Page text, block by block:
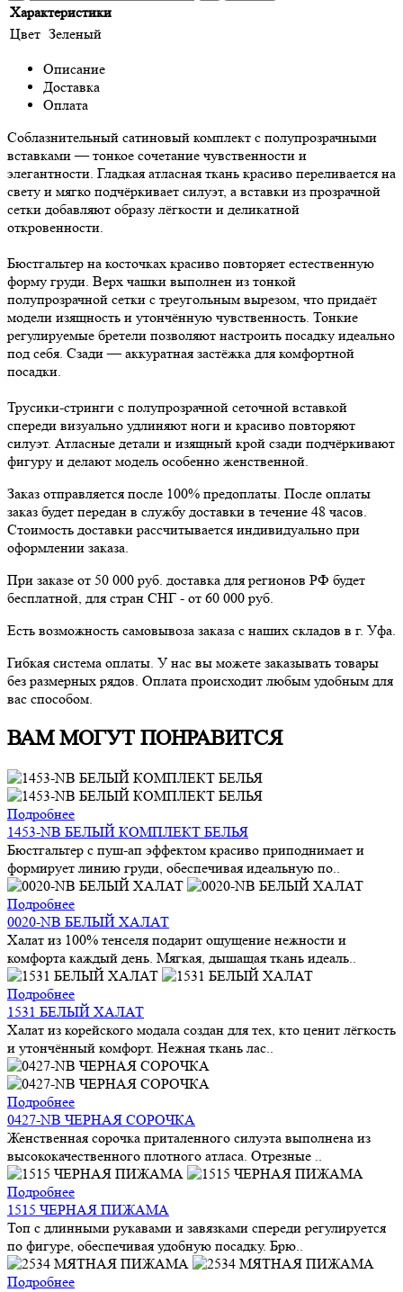
Характеристики
Цвет Зеленый
Описание
Доставка
Оплата
Соблазнительный сатиновый комплект с полупрозрачными
вставками — тонкое сочетание чувственности и
элегантности. Гладкая атласная ткань красиво переливается на
свету и мягко подчёркивает силуэт, а вставки из прозрачной
сетки добавляют образу лёгкости и деликатной
откровенности.
Бюстгальтер на косточках красиво повторяет естественную
форму груди. Верх чашки выполнен из тонкой
полупрозрачной сетки с треугольным вырезом, что придаёт
модели изящность и утончённую чувственность. Тонкие
регулируемые бретели позволяют настроить посадку идеально
под себя. Сзади — аккуратная застёжка для комфортной
посадки.
Трусики-стринги с полупрозрачной сеточной вставкой
спереди визуально удлиняют ноги и красиво повторяют
силуэт. Атласные детали и изящный крой сзади подчёркивают
фигуру и делают модель особенно женственной.
Заказ отправляется после 100% предоплаты. После оплаты
заказ будет передан в службу доставки в течение 48 часов.
Стоимость доставки рассчитывается индивидуально при
оформлении заказа.
При заказе от 50 000 руб. доставка для регионов РФ будет
бесплатной, для стран СНГ - от 60 000 руб.
Есть возможность самовывоза заказа с наших складов в г. Уфа.
Гибкая система оплаты. У нас вы можете заказывать товары
без размерных рядов. Оплата происходит любым удобным для
вас способом.
ВАМ МОГУТ ПОНРАВИТСЯ
Подробнее
1453-NB БЕЛЫЙ КОМПЛЕКТ БЕЛЬЯ
Бюстгальтер с пуш-ап эффектом красиво приподнимает и
формирует линию груди, обеспечивая идеальную по..
Подробнее
0020-NB БЕЛЫЙ ХАЛАТ
Халат из 100% тенселя подарит ощущение нежности и
комфорта каждый день. Мягкая, дышащая ткань идеаль..
Подробнее
1531 БЕЛЫЙ ХАЛАТ
Халат из корейского модала создан для тех, кто ценит лёгкость
и утончённый комфорт. Нежная ткань лас..
Подробнее
0427-NB ЧЕРНАЯ СОРОЧКА
Женственная сорочка приталенного силуэта выполнена из
высококачественного плотного атласа. Отрезные ..
Подробнее
1515 ЧЕРНАЯ ПИЖАМА
Топ с длинными рукавами и завязками спереди регулируется
по фигуре, обеспечивая удобную посадку. Брю..
Подробнее